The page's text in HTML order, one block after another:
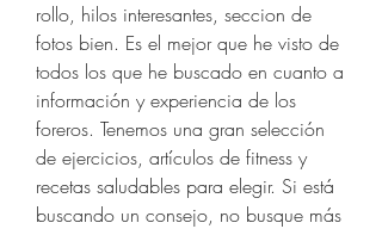
rollo, hilos interesantes, seccion de
fotos bien. Es el mejor que he visto de
todos los que he buscado en cuanto a
información y experiencia de los
foreros. Tenemos una gran selección
de ejercicios, artículos de fitness y
recetas saludables para elegir. Si está
buscando un consejo, no busque más